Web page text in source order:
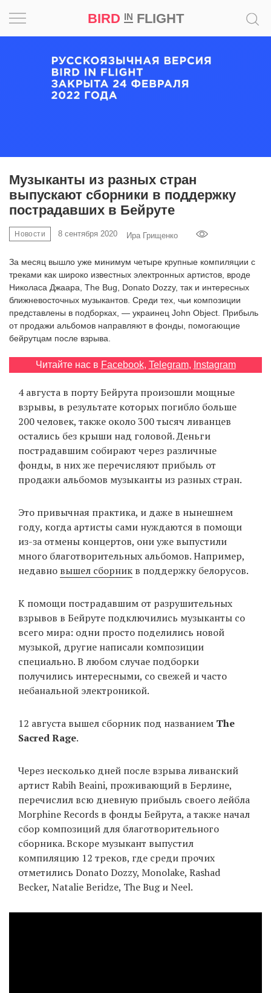
BIRD INFLIGHT
Музыканты из разных стран
выпускают сборники в поддержку
пострадавших в Бейруте
Новости 8 сентября 2020 Ира Грищенко
За месяц вышло уже минимум четыре крупные компиляции с
треками как широко известных электронных артистов, вроде
Николаса Джаара, The Bug, Donato Dozzy, так и интересных
ближневосточных музыкантов. Среди тех, чьи композиции
представлены в подборках, — украинец John Object. Прибыль
от продажи альбомов направляют в фонды, помогающие
бейрутцам после взрыва.
Читайте нас в Facebook, Telegram, Instagram
4 августа в порту Бейрута произошли мощные
взрывы, в результате которых погибло больше
200 человек, также около 300 тысяч ливанцев
остались без крыши над головой. Деньги
пострадавшим собирают через различные
фонды, в них же перечисляют прибыль от
продажи альбомов музыканты из разных стран.
Это привычная практика, и даже в нынешнем
году, когда артисты сами нуждаются в помощи
из-за отмены концертов, они уже выпустили
много благотворительных альбомов. Например,
недавно вышел сборник в поддержку белорусов.
К помощи пострадавшим от разрушительных
взрывов в Бейруте подключились музыканты со
всего мира: одни просто поделились новой
музыкой, другие написали композиции
специально. В любом случае подборки
получились интересными, со свежей и часто
небанальной электроникой.
12 августа вышел сборник под названием The
Sacred Rage.
Через несколько дней после взрыва ливанский
артист Rabih Beaini, проживающий в Берлине,
перечислил всю дневную прибыль своего лейбла
Morphine Records в фонды Бейрута, а также начал
сбор композиций для благотворительного
сборника. Вскоре музыкант выпустил
компиляцию 12 треков, где среди прочих
отметились Donato Dozzy, Monolake, Rashad
Becker, Natalie Beridze, The Bug и Neel.